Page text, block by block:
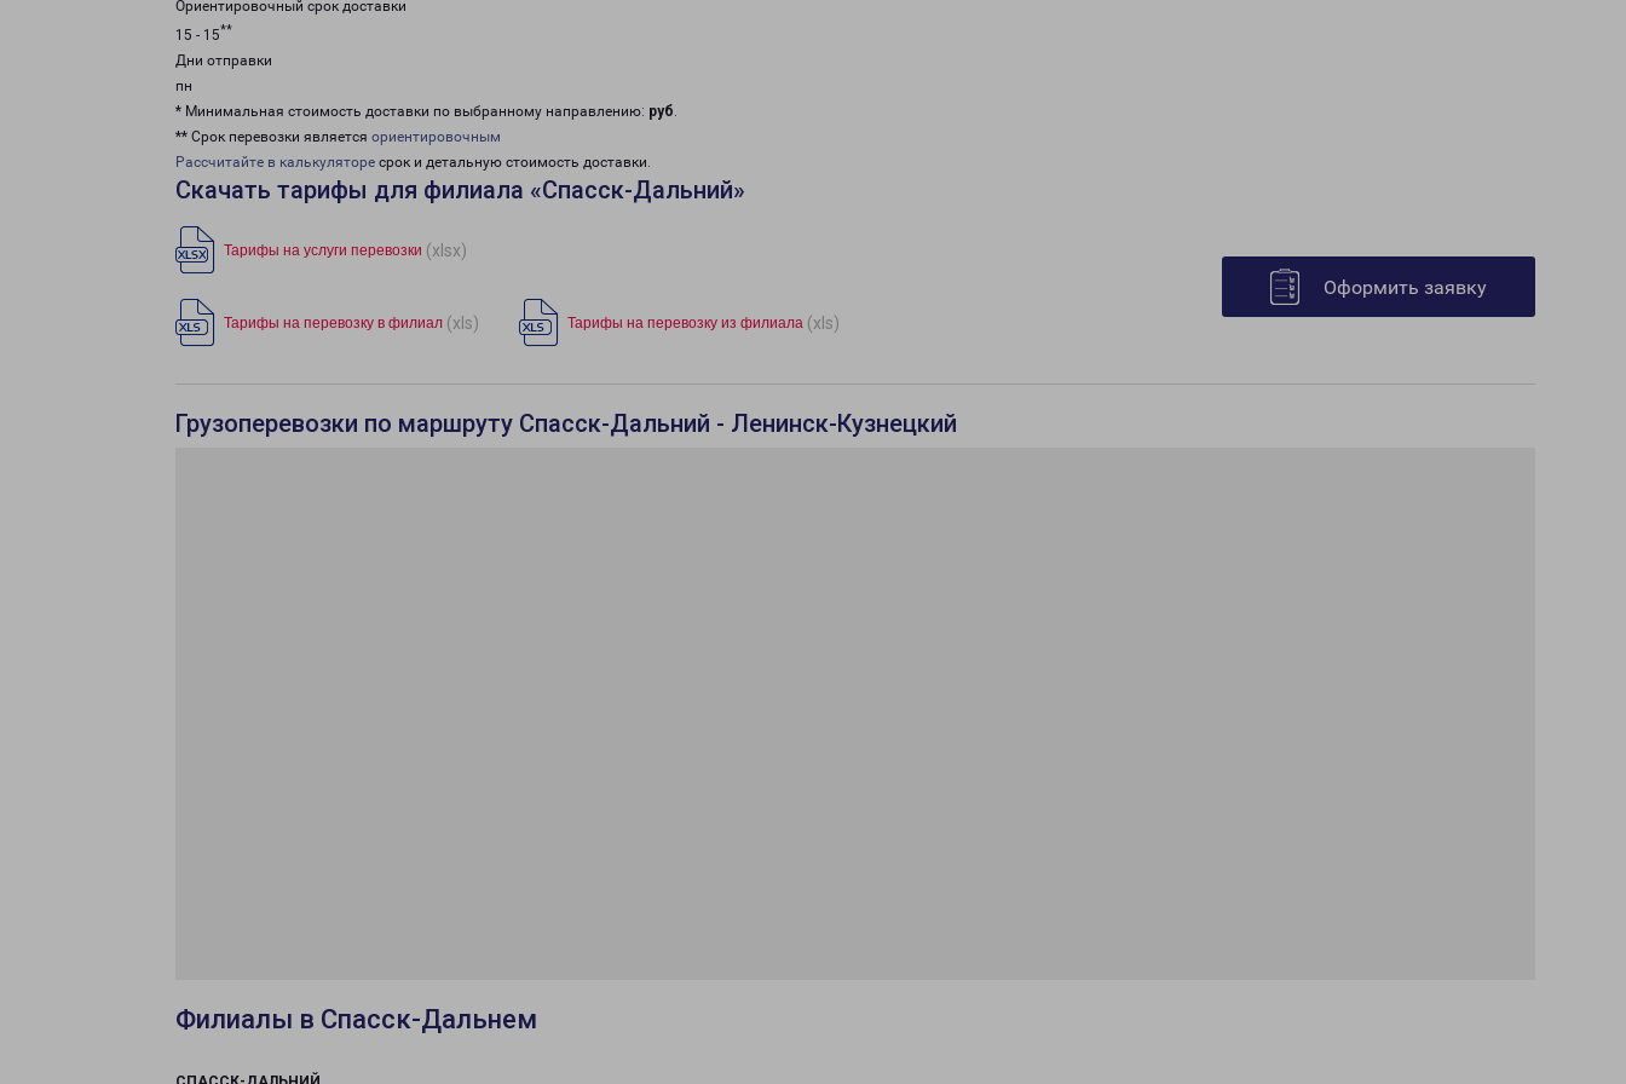
Ориентировочный срок доставки
15 - 15**
Дни отправки
пн
* Минимальная стоимость доставки по выбранному направлению: руб.
** Срок перевозки является ориентировочным
Рассчитайте в калькуляторе срок и детальную стоимость доставки.
Скачать тарифы для филиала «Спасск-Дальний»
Тарифы на услуги перевозки (xlsx)
Тарифы на перевозку в филиал (xls) Тарифы на перевозку из филиала (xls)
Оформить заявку
Грузоперевозки по маршруту Спасск-Дальний - Ленинск-Кузнецкий
Филиалы в Спасск-Дальнем